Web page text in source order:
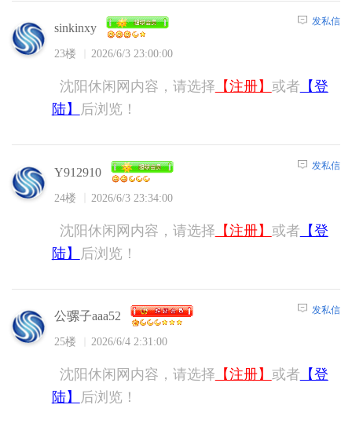
sinkinxy
23楼 2026/6/3 23:00:00
发私信
沈阳休闲网内容，请选择 【注册】 或者 【登
陆】
后浏览！
Y912910
24楼 2026/6/3 23:34:00
发私信
沈阳休闲网内容，请选择 【注册】 或者 【登
陆】
后浏览！
公骡子aaa52
25楼 2026/6/4 2:31:00
发私信
沈阳休闲网内容，请选择 【注册】 或者 【登
陆】
后浏览！